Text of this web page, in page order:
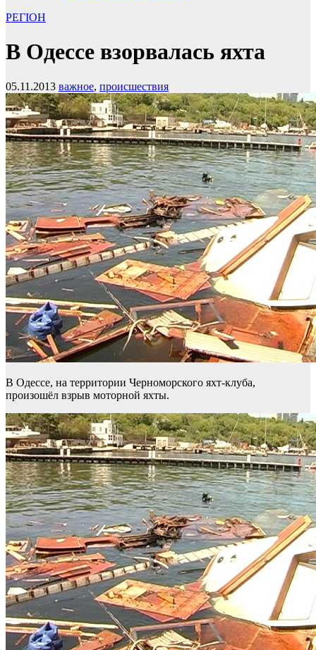
РЕГІОН
В Одессе взорвалась яхта
05.11.2013 важное, происшествия
В Одессе, на территории Черноморского яхт-клуба,
произошёл взрыв моторной яхты.